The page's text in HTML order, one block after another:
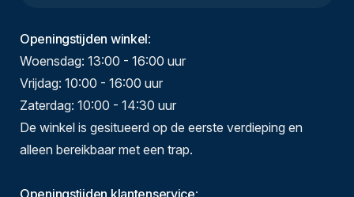
Openingstijden winkel:
Woensdag: 13:00 - 16:00 uur
Vrijdag: 10:00 - 16:00 uur
Zaterdag: 10:00 - 14:30 uur
De winkel is gesitueerd op de eerste verdieping en
alleen bereikbaar met een trap.
Openingstijden klantenservice: